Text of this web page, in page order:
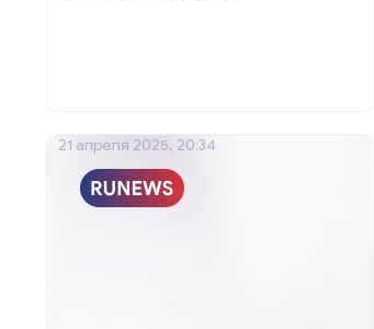
21 апреля 2025, 20:34